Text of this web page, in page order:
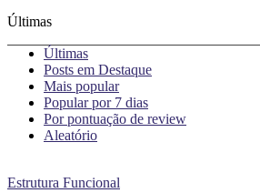
Últimas
Últimas
Posts em Destaque
Mais popular
Popular por 7 dias
Por pontuação de review
Aleatório
Estrutura Funcional